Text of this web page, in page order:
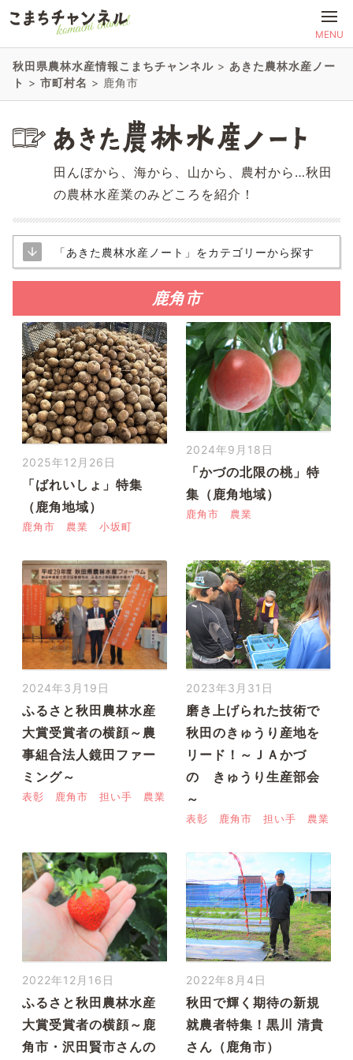
MENU
秋田県農林水産情報こまちチャンネル > あきた農林水産ノー
ト > 市町村名 > 鹿角市
田んぼから、海から、山から、農村から…秋田
の農林水産業のみどころを紹介！
「あきた農林水産ノート」をカテゴリーから探す
鹿角市
2025年12月26日
「ばれいしょ」特集
（鹿角地域）
鹿角市 農業 小坂町
2024年9月18日
「かづの北限の桃」特
集（鹿角地域）
鹿角市 農業
2024年3月19日
ふるさと秋田農林水産
大賞受賞者の横顔～農
事組合法人鏡田ファー
ミング～
表彰 鹿角市 担い手 農業
2023年3月31日
磨き上げられた技術で
秋田のきゅうり産地を
リード！～ＪＡかづ
の きゅうり生産部会
～
表彰 鹿角市 担い手 農業
2022年12月16日
ふるさと秋田農林水産
大賞受賞者の横顔～鹿
角市・沢田賢市さんの
2022年8月4日
秋田で輝く期待の新規
就農者特集！黒川 清貴
さん（鹿角市）